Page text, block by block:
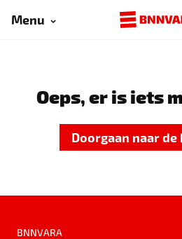
Menu
Oeps, er is iets
Doorgaan naar de
BNNVARA